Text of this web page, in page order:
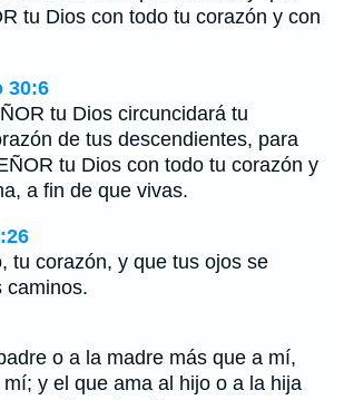
tu Dios con todo tu corazón y con
30:6
tu Dios circuncidará tu
de tus descendientes, para
tu Dios con todo tu corazón y
a fin de que vivas.
tu corazón, y que tus ojos se
caminos.
o a la madre más que a mí,
y el que ama al hijo o a la hija